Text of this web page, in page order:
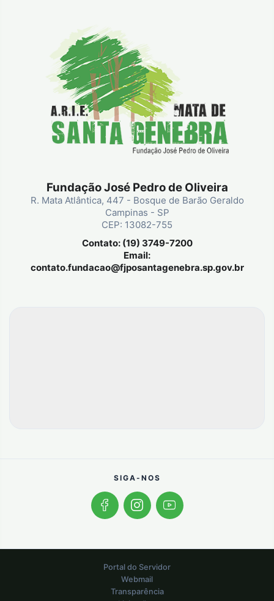
Fundação José Pedro de Oliveira
R. Mata Atlântica, 447 - Bosque de Barão Geraldo
Campinas - SP
CEP: 13082-755
Contato: (19) 3749-7200
Email:
contato.fundacao@fjposantagenebra.sp.gov.br
SIGA-NOS
Portal do Servidor
Webmail
Transparência